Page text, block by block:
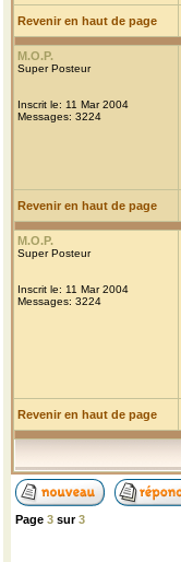
Revenir en haut de page
M.O.P.
Super Posteur
Inscrit le: 11 Mar 2004
Messages: 3224
Revenir en haut de page
M.O.P.
Super Posteur
Inscrit le: 11 Mar 2004
Messages: 3224
Revenir en haut de page
Page 3 sur3